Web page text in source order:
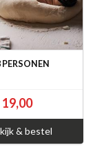
19,00
& bestel